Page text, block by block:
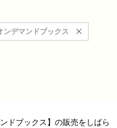
ンデマンドブックス
ドブックス】の販売をしばら